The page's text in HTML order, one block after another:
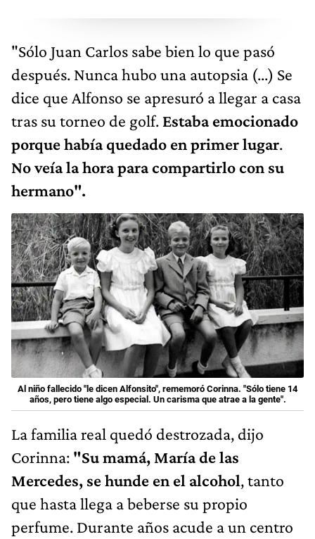
"Sólo Juan Carlos sabe bien lo que pasó
después. Nunca hubo una autopsia (...) Se
dice que Alfonso se apresuró a llegar a casa
tras su torneo de golf. Estaba emocionado
porque había quedado en primer lugar.
No veía la hora para compartirlo con su
hermano".
Al niño fallecido "le dicen Alfonsito", rememoró Corinna. "Sólo tiene 14
años, pero tiene algo especial. Un carisma que atrae a la gente".
La familia real quedó destrozada, dijo
Corinna: "Su mamá, María de las
Mercedes, se hunde en el alcohol, tanto
que hasta llega a beberse su propio
perfume. Durante años acude a un centro